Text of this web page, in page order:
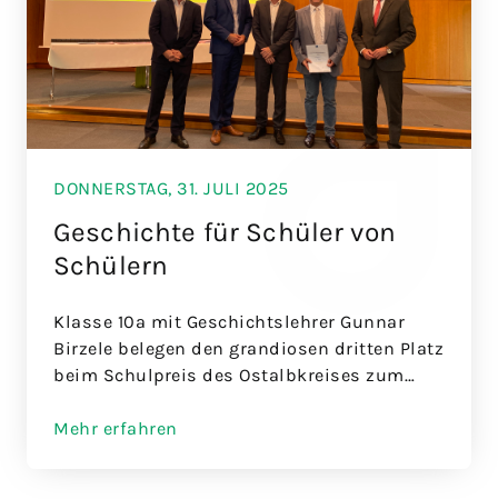
DONNERSTAG, 31. JULI 2025
Geschichte für Schüler von
Schülern
Klasse 10a mit Geschichtslehrer Gunnar
Birzele belegen den grandiosen dritten Platz
beim Schulpreis des Ostalbkreises zum
Mehr erfahren